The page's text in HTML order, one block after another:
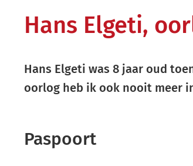
Hans Elgeti,
Hans Elgeti was 8 jaar oud
oorlog heb ik ook nooit meer
Paspoort